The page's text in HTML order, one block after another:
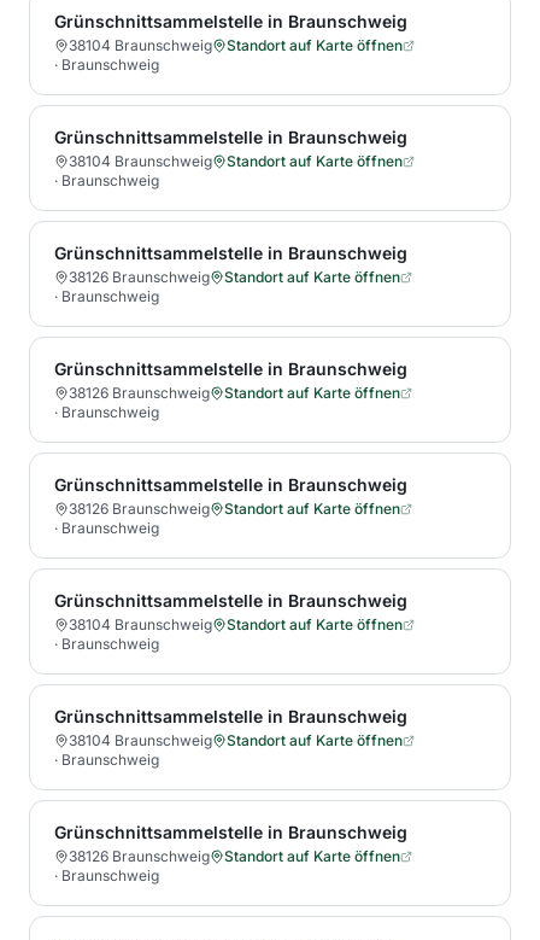
Grünschnittsammelstelle in Braunschweig
38104 Braunschweig
Standort auf Karte öffnen
· Braunschweig
Grünschnittsammelstelle in Braunschweig
38104 Braunschweig
Standort auf Karte öffnen
· Braunschweig
Grünschnittsammelstelle in Braunschweig
38126 Braunschweig
Standort auf Karte öffnen
· Braunschweig
Grünschnittsammelstelle in Braunschweig
38126 Braunschweig
Standort auf Karte öffnen
· Braunschweig
Grünschnittsammelstelle in Braunschweig
38126 Braunschweig
Standort auf Karte öffnen
· Braunschweig
Grünschnittsammelstelle in Braunschweig
38104 Braunschweig
Standort auf Karte öffnen
· Braunschweig
Grünschnittsammelstelle in Braunschweig
38104 Braunschweig
Standort auf Karte öffnen
· Braunschweig
Grünschnittsammelstelle in Braunschweig
38126 Braunschweig
Standort auf Karte öffnen
· Braunschweig